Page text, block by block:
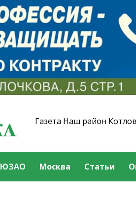
Газета Наш район
ЮЗАО Москва Статьи